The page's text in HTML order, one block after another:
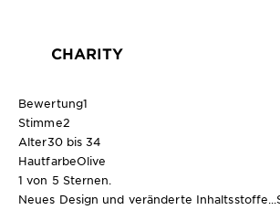
CHARITY
Bewertung1
Stimme2
Alter30 bis 34
HautfarbeOlive
1 von 5 Sternen.
Neues Design und veränderte